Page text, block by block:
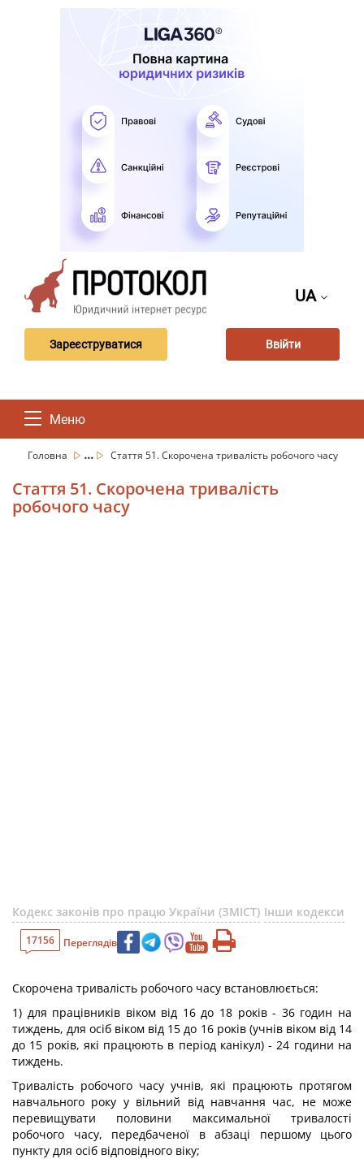
UA
Зареєструватися Ввійти
Меню
Головна ... Стаття 51. Скорочена тривалість робочого часу
Стаття 51. Скорочена тривалість
робочого часу
Кодекс законів про працю України (ЗМІСТ) Інши кодекси
17156 Переглядів
Скорочена тривалість робочого часу встановлюється:
1) для працівників віком від 16 до 18 років - 36 годин на
тиждень, для осіб віком від 15 до 16 років (учнів віком від 14
до 15 років, які працюють в період канікул) - 24 години на
тиждень.
Тривалість робочого часу учнів, які працюють протягом
навчального року у вільний від навчання час, не може
перевищувати половини максимальної тривалості
робочого часу, передбаченої в абзаці першому цього
пункту для осіб відповідного віку;